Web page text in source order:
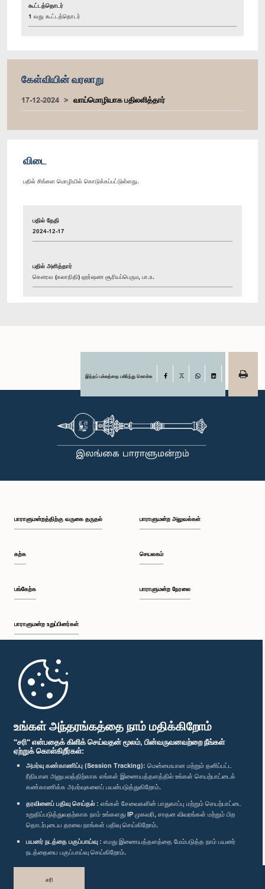
உங்கள் அந்தரங்கத்தை நாம் மதிக்கிறோம்
"சரி" என்பதைக் கிளிக் செய்வதன் மூலம், பின்வருவனவற்றை நீங்கள்
ஏற்றுக் கொள்கிறீர்கள்:
அமர்வு கண்காணிப்பு (Session Tracking): மென்மையான மற்றும் தனிப்பட்ட
ரீதியான அனுபவத்திற்காக எங்கள் இணையத்தளத்தில் உங்கள் செயற்பாட்டைக்
கண்காணிக்க அமர்வுகளைப் பயன்படுத்துகிறோம்.
தரவினைப் பதிவு செய்தல் : எங்கள் சேவைகளின் பாதுகாப்பு மற்றும் செயற்பாட்டை
உறுதிப்படுத்துவதற்காக நாம் உங்களது IP முகவரி, சாதன விவரங்கள் மற்றும் பிற
தொடர்புடைய தரவை நாங்கள் பதிவு செய்கிறோம்.
பயனர் நடத்தை பகுப்பாய்வு : எமது இணையத்தளத்தை மேம்படுத்த நாம் பயனர்
நடத்தையை பகுப்பாய்வு செய்கிறோம்.
சரி
கூட்டத்தொடர்
1 வது கூட்டத்தொடர்
கேள்வியின் வரலாறு
17-12-2024 வாய்மொழியாக பதிலளித்தார்
விடை
பதில் சிங்கள மொழியில் கொடுக்கப்பட்டுள்ளது.
பதில் தேதி
2024-12-17
பதில் அளித்தார்
கௌரவ (கலாநிதி) ஹர்ஷண சூரியப்பெரும, பா.உ.
இந்தப் பக்கத்தை பகிர்ந்து கொள்க Facebook
பாராளுமன்றத்திற்கு வருகை தருதல்
கற்க
பங்கேற்க
பாராளுமன்ற உறுப்பினர்கள்
முதற்பக்கம்
பாராளுமன்ற அலுவல்கள்
செயலகம்
பாராளுமன்ற நேரலை
பாராளுமன்ற கையடக்க செயலி
எம்மை பின்தொடர்க :
விருதுகள்
தனியுரிமைக் கொள்கை